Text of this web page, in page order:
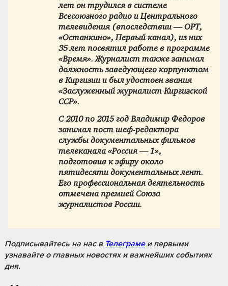
лет он трудился в системе
Всесоюзного радио и Центрального
телевидения (впоследствии — ОРТ,
«Останкино», Первый канал), из них
35 лет посвятил работе в программе
«Время». Журналист также занимал
должность заведующего корпунктом
в Киргизии и был удостоен звания
«Заслуженный журналист Киргизской
ССР».
С 2010 по 2015 год Владимир Федоров
занимал пост шеф-редактора
службы документальных фильмов
телеканала «Россия — 1»,
подготовив к эфиру около
пятидесяти документальных лент.
Его профессиональная деятельность
отмечена премией Союза
журналистов России.
Подписывайтесь на насв Телеграмеи первыми
узнавайте о главных новостях и важнейших событиях
дня.